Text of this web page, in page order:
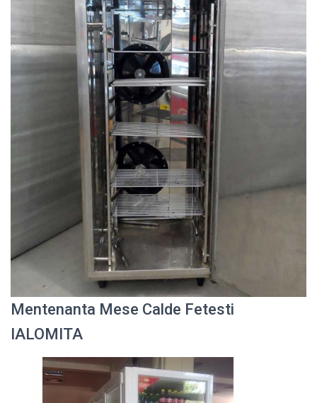
Mentenanta Mese Calde Fetesti
IALOMITA